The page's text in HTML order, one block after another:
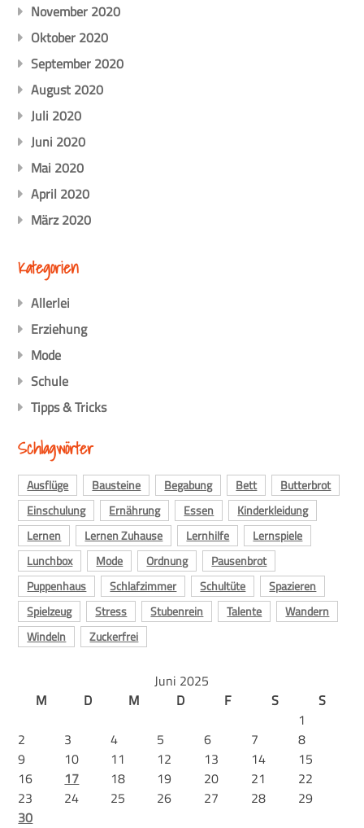
November 2020
Oktober 2020
September 2020
August 2020
Juli 2020
Juni 2020
Mai 2020
April 2020
März 2020
Kategorien
Allerlei
Erziehung
Mode
Schule
Tipps & Tricks
Schlagwörter
Ausflüge Bausteine Begabung Bett
Butterbrot
Einschulung
Ernährung Essen
Kinderkleidung
Lernen
Lernen Zuhause Lernhilfe
Lernspiele
Lunchbox
Mode Ordnung
Pausenbrot
Puppenhaus
Schlafzimmer Schultüte
Spazieren
Spielzeug
Stress Stubenrein Talente
Wandern
Windeln
Zuckerfrei
Juni 2025
M
D M D F S
S
1
2
3 4 5 6 7
8
9
10 11 12 13 14
15
16
17 18 19 20 21
22
23
24 25 26 27 28
29
30